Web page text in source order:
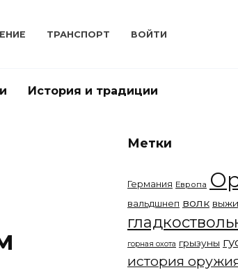
ТРАНСПОРТ ВОЙТИ
История и традиции
Метки
Германия Европа
вальдшнеп волк
горная охота грызуны
история